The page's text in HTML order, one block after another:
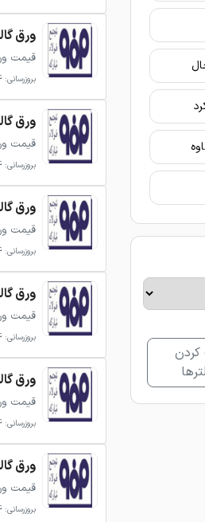
کردن
ورق گالوانیزه 0.8
قیمت
بروزرسانی: 14 مرداد، 1405
ورق گالوانیزه 0.8
قیمت
بروزرسانی: 14 مرداد، 1405
ورق گالوانیزه 0.9
قیمت
بروزرسانی: 14 مرداد، 1405
ورق گالوانیزه 0.9
قیمت
بروزرسانی: 14 مرداد، 1405
ورق گالوانیزه 1
قیمت
بروزرسانی: 14 مرداد، 1405
ورق گالوانیزه 1
قیمت
بروزرسانی: 14 مرداد، 1405